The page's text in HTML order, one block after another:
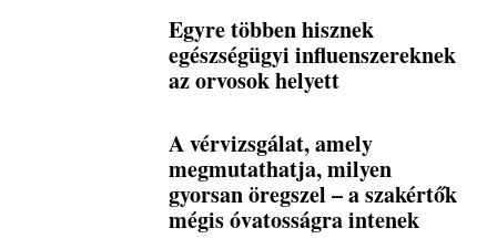
Egyre többen hisznek
egészségügyi influenszereknek
az orvosok helyett
A vérvizsgálat, amely
megmutathatja, milyen
gyorsan öregszel – a szakértők
mégis óvatosságra intenek